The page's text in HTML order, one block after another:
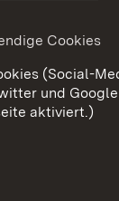
Cookies
Cookies
(Social-
und
aktiviert.)